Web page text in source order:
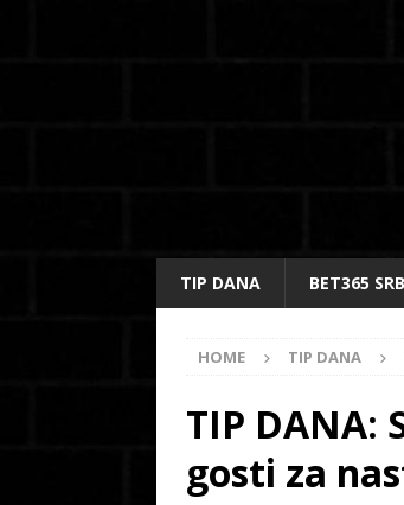
TIP DANA BET365
HOME TIP DANA
TIP DANA:
gosti za